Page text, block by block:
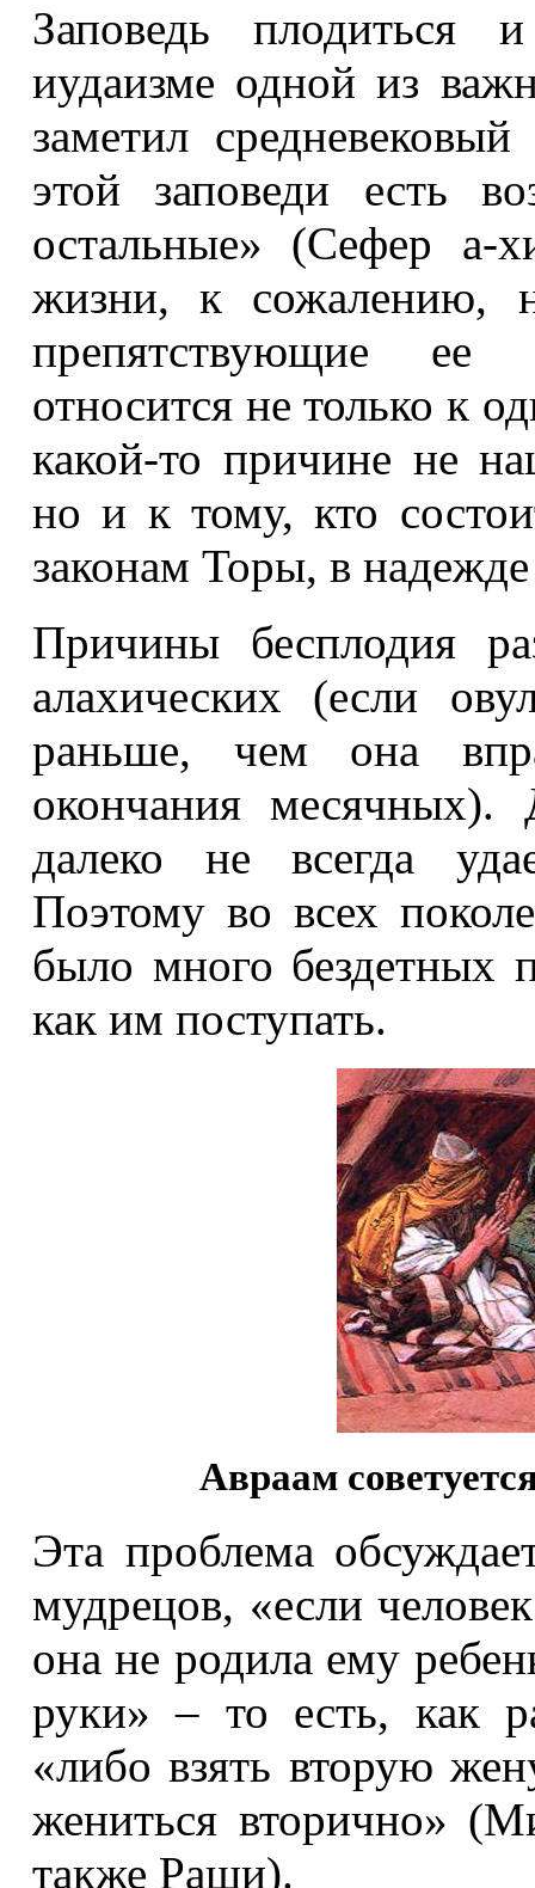
Заповедь плодиться
иудаизме одной из
заметил
этой заповеди есть
остальные» (Сефер а-
жизни, к сожалению,
препятствующие
относится не только к
какой-то причине не
но и к тому, кто
законам Торы, в надежде
Причины бесплодия
алахических (если
раньше, чем она
окончания месячных).
далеко не всегда
Поэтому во всех
было много бездетных
как им поступать.
Авраам
Эта проблема
мудрецов, «если
она не родила ему
руки» – то есть, как
«либо взять вторую
жениться вторично»
также Раши).